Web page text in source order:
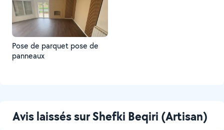
Pose de parquet pose de
panneaux
Avis laissés sur Shefki Beqiri (Artisan)